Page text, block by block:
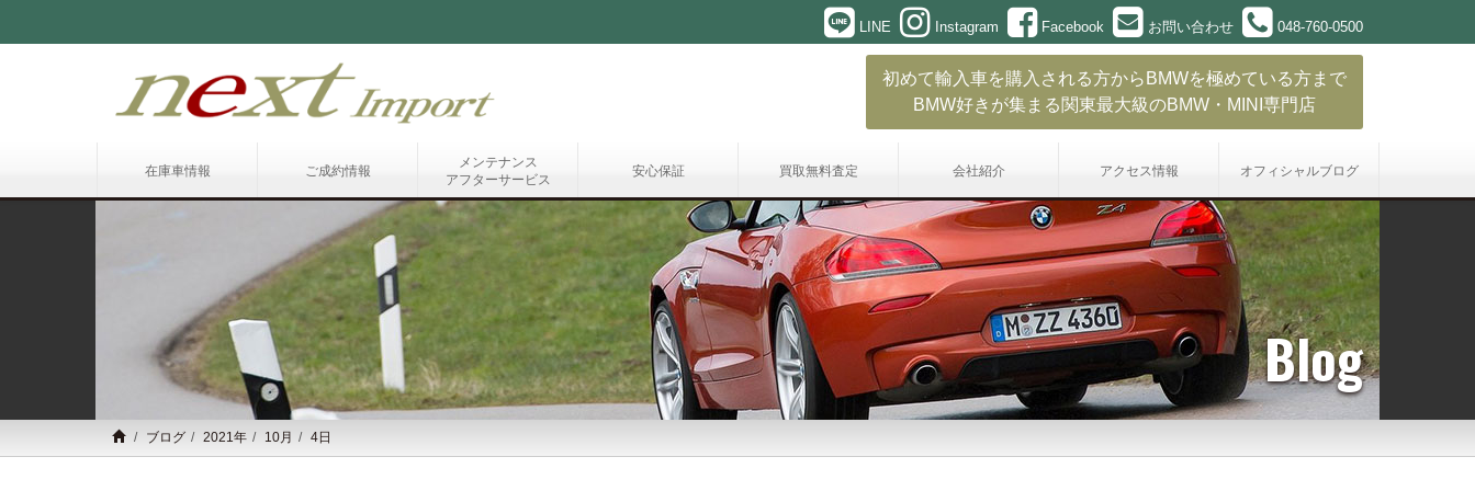
LINE Instagram Facebook お問い合わせ 048-760-0500
初めて輸入車を購入される方からBMWを極めている方まで
BMW好きが集まる関東最大級のBMW・MINI専門店
在庫車情報 ご成約情報
メンテナンス
アフターサービス
安心保証 買取無料査定 会社紹介 アクセス情報 オフィシャルブログ
Blog
ブログ 2021年 10月 4日